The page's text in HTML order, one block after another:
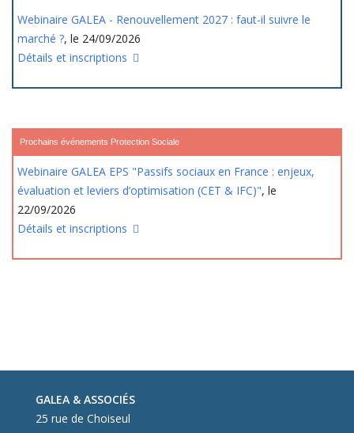
Webinaire GALEA - Renouvellement 2027 : faut-il suivre le
marché ?, le 24/09/2026
Détails et inscriptions
Prochains événements Protection Sociale
Webinaire GALEA EPS "Passifs sociaux en France : enjeux,
évaluation et leviers d’optimisation (CET & IFC)", le
22/09/2026
Détails et inscriptions
GALEA & ASSOCIÉS
25 rue de Choiseul